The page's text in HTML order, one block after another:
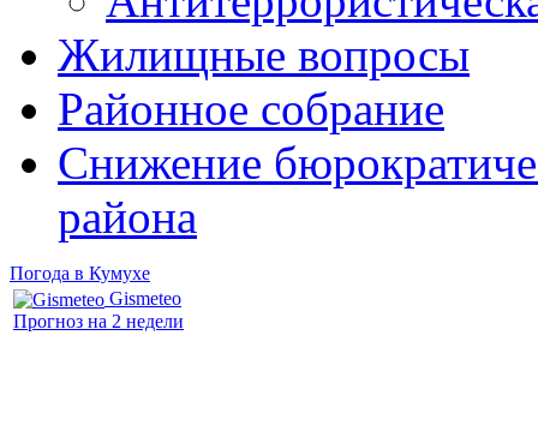
Жилищные вопросы
Районное собрание
Снижение
района
Погода в Кумухе
Gismeteo
Прогноз на 2 недели